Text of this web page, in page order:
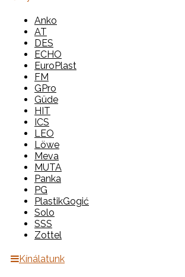
Anko
AT
DES
ECHO
EuroPlast
FM
GPro
Güde
HIT
ICS
LEO
Löwe
Meva
MUTA
Panka
PG
PlastikGogić
Solo
SSS
Zottel
Kínálatunk